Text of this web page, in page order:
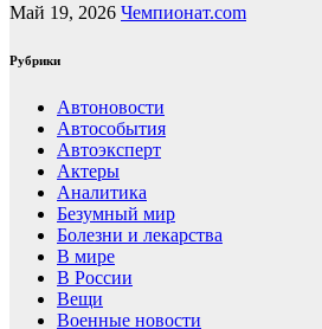
Май 19, 2026 Чемпионат.com
Рубрики
Автоновости
Автособытия
Автоэксперт
Актеры
Аналитика
Безумный мир
Болезни и лекарства
В мире
В России
Вещи
Военные новости